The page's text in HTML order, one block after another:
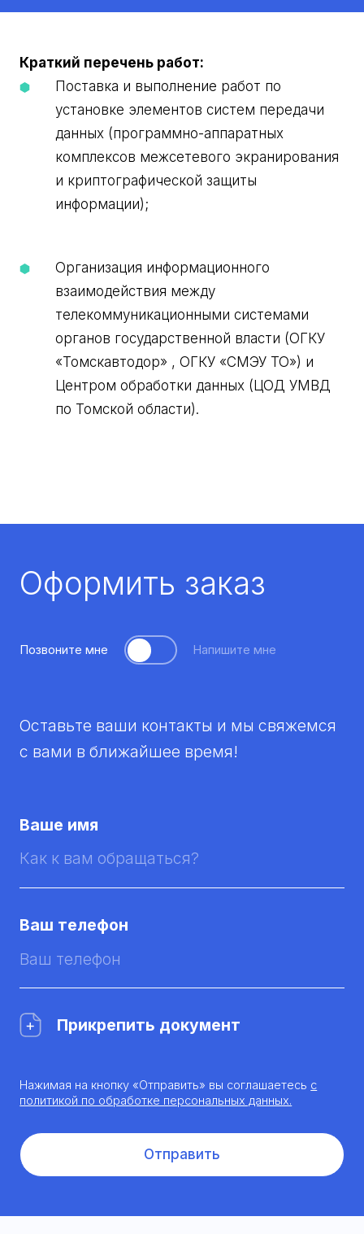
Краткий перечень работ:
Поставка и выполнение работ по
установке элементов систем передачи
данных (программно-аппаратных
комплексов межсетевого экранирования
и криптографической защиты
информации);
Организация информационного
взаимодействия между
телекоммуникационными системами
органов государственной власти (ОГКУ
«Томскавтодор» , ОГКУ «СМЭУ ТО») и
Центром обработки данных (ЦОД УМВД
по Томской области).
Оформить заказ
Позвоните мне Напишите мне
Оставьте ваши контакты и мы свяжемся
с вами в ближайшее время!
Ваше имя
Ваш телефон
Прикрепить документ
Отправить
Нажимая на кнопку «Отправить» вы соглашаетесь с
политикой по обработке персональных данных.